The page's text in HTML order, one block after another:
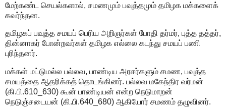
மேற்கண்ட செயல்களால், சமணமும் பவுத்தமும் தமிழக மக்களைக்
கவர்ந்தன.
தமிழகப் பவுத்த சமயப் பெரிய அறிஞர்கள் போதி தர்மர், புத்த தத்தர்,
தின்னாகர் போன்றவர்கள் தமிழக எல்லை கடந்து சமயப் பணி
புரிந்தனர்.
மக்கள் மட்டுமல்ல பல்லவ, பாண்டிய அரசர்களும் சமண, பவுத்த
சமயத்தை ஆதரிக்கத் தொடங்கினர். பல்லவ மகேந்திர வர்மன்
(கி.பி.610_630) கூன் பாண்டியன் என்ற நெடுமாறன்
நெடுஞ்சடையன் (கி.பி.640_680) ஆகியோர் சமணம் தழுவினர்.